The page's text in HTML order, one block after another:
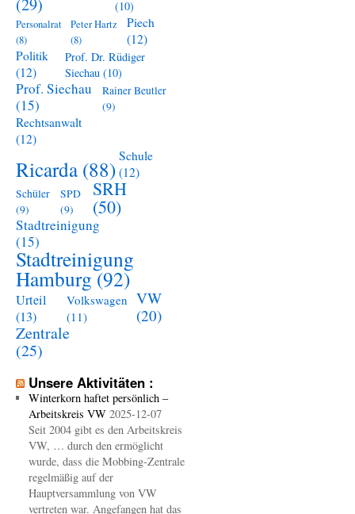
(10)
Personalrat
(8)
Peter Hartz
(8)
Piech
(12)
Politik
(12)
Prof. Dr. Rüdiger
Siechau (10)
Prof. Siechau
(15)
Rainer Beutler
(9)
Rechtsanwalt
(12)
Ricarda (88) Schule
(12)
Schüler
(9)
SPD
(9)
SRH
(50)
Stadtreinigung
(15)
Stadtreinigung
Hamburg(92)
Urteil
(13)
Volkswagen
(11)
VW
(20)
Zentrale
(25)
Unsere Aktivitäten :
Winterkorn haftet persönlich –
Arbeitskreis VW 2025-12-07
Seit 2004 gibt es den Arbeitskreis
VW, … durch den ermöglicht
wurde, dass die Mobbing-Zentrale
regelmäßig auf der
Hauptversammlung von VW
vertreten war. Angefangen hat das